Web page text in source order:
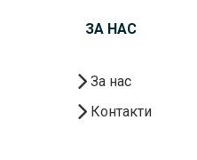
ЗА НАС
За нас
Контакти